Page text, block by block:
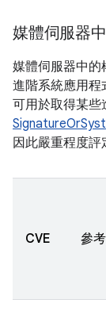
媒體伺服器
媒體伺服器中的
進階系統應用程
可用於取得某些
因此嚴重程度評
CVE 參